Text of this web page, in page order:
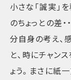
小さな「誠実」
のちょっとの差
分自身の考え、
と、時にチャン
ょう。まさに紙